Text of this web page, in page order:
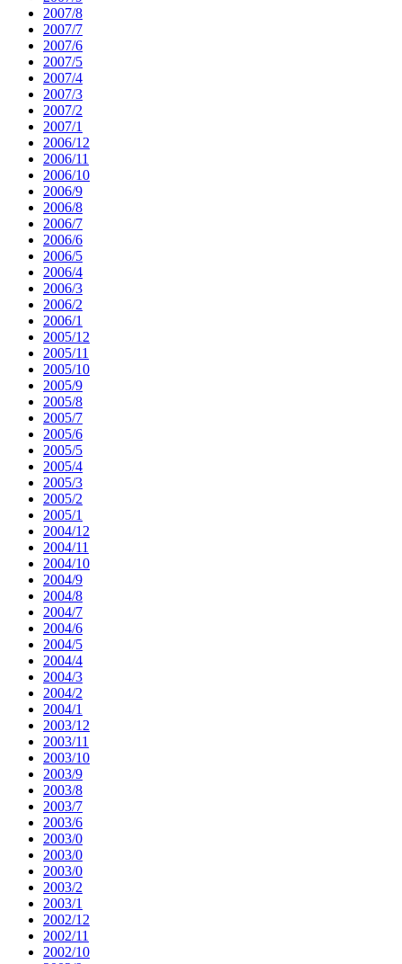
2007/8
2007/7
2007/6
2007/5
2007/4
2007/3
2007/2
2007/1
2006/12
2006/11
2006/10
2006/9
2006/8
2006/7
2006/6
2006/5
2006/4
2006/3
2006/2
2006/1
2005/12
2005/11
2005/10
2005/9
2005/8
2005/7
2005/6
2005/5
2005/4
2005/3
2005/2
2005/1
2004/12
2004/11
2004/10
2004/9
2004/8
2004/7
2004/6
2004/5
2004/4
2004/3
2004/2
2004/1
2003/12
2003/11
2003/10
2003/9
2003/8
2003/7
2003/6
2003/0
2003/0
2003/0
2003/2
2003/1
2002/12
2002/11
2002/10